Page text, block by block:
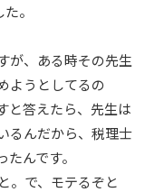
。
が、ある時その先生
ようとしてるの
と答えたら、先生は
るんだから、税理士
んです。
。で、モテるぞと